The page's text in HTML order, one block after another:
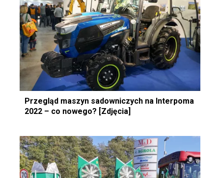
Przegląd maszyn sadowniczych na Interpoma
2022 – co nowego? [Zdjęcia]